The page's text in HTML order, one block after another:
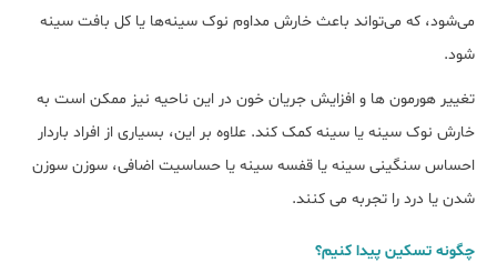
می‌شود، که می‌تواند باعث خارش مداوم نوک سینه‌ها یا کل بافت سینه
شود.
تغییر هورمون ها و افزایش جریان خون در این ناحیه نیز ممکن است به
خارش نوک سینه یا سینه کمک کند. علاوه بر این، بسیاری از افراد باردار
احساس سنگینی سینه یا قفسه سینه یا حساسیت اضافی، سوزن سوزن
شدن یا درد را تجربه می کنند.
چگونه تسکین پیدا کنیم؟